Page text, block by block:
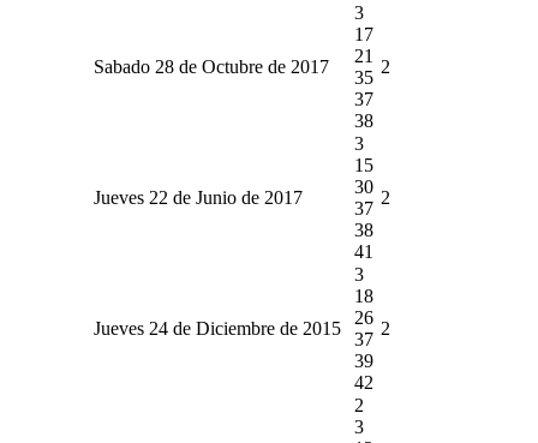
Sabado 28 de Octubre de 2017
3
17
21
35
37
38
2
Jueves 22 de Junio de 2017
3
15
30
37
38
41
2
Jueves 24 de Diciembre de 2015
3
18
26
37
39
42
2
2
3